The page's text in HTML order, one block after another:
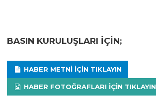
BASIN KURULUŞLARI IÇIN;
HABER METNI IÇIN TIKLAYIN
HABER FOTOĞRAFLARI IÇIN TIKLAYIN